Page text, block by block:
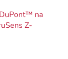
na
Z-